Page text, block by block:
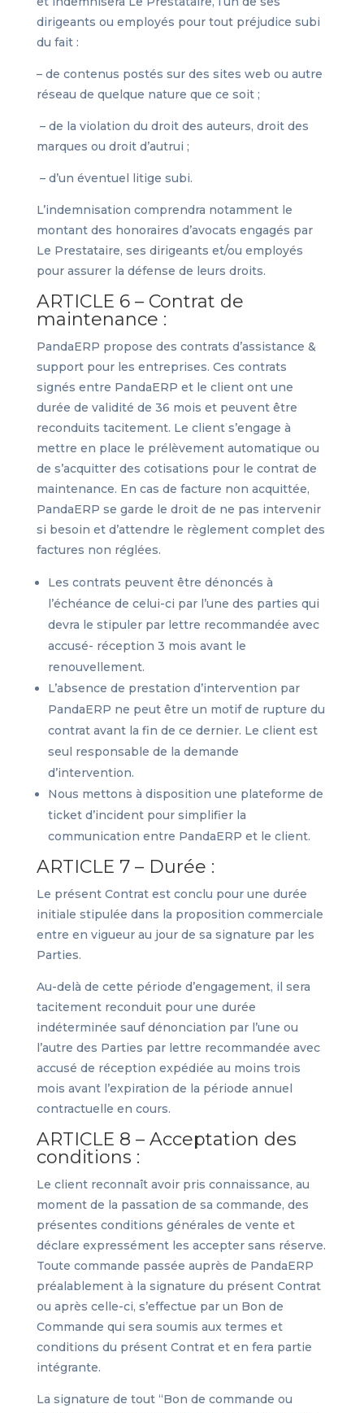
dirigeants ou employés pour tout préjudice subi
du fait :
– de contenus postés sur des sites web ou autre
réseau de quelque nature que ce soit ;
– de la violation du droit des auteurs, droit des
marques ou droit d’autrui ;
– d’un éventuel litige subi.
L’indemnisation comprendra notamment le
montant des honoraires d’avocats engagés par
Le Prestataire, ses dirigeants et/ou employés
pour assurer la défense de leurs droits.
ARTICLE 6 – Contrat de
maintenance :
PandaERP propose des contrats d’assistance &
support pour les entreprises. Ces contrats
signés entre PandaERP et le client ont une
durée de validité de 36 mois et peuvent être
reconduits tacitement. Le client s’engage à
mettre en place le prélèvement automatique ou
de s’acquitter des cotisations pour le contrat de
maintenance. En cas de facture non acquittée,
PandaERP se garde le droit de ne pas intervenir
si besoin et d’attendre le règlement complet des
factures non réglées.
Les contrats peuvent être dénoncés à
l’échéance de celui-ci par l’une des parties qui
devra le stipuler par lettre recommandée avec
accusé- réception 3 mois avant le
renouvellement.
L’absence de prestation d’intervention par
PandaERP ne peut être un motif de rupture du
contrat avant la fin de ce dernier. Le client est
seul responsable de la demande
d’intervention.
Nous mettons à disposition une plateforme de
ticket d’incident pour simplifier la
communication entre PandaERP et le client.
ARTICLE 7 – Durée :
Le présent Contrat est conclu pour une durée
initiale stipulée dans la proposition commerciale
entre en vigueur au jour de sa signature par les
Parties.
Au-delà de cette période d’engagement, il sera
tacitement reconduit pour une durée
indéterminée sauf dénonciation par l’une ou
l’autre des Parties par lettre recommandée avec
accusé de réception expédiée au moins trois
mois avant l’expiration de la période annuel
contractuelle en cours.
ARTICLE 8 – Acceptation des
conditions :
Le client reconnaît avoir pris connaissance, au
moment de la passation de sa commande, des
présentes conditions générales de vente et
déclare expressément les accepter sans réserve.
Toute commande passée auprès de PandaERP
préalablement à la signature du présent Contrat
ou après celle-ci, s’effectue par un Bon de
Commande qui sera soumis aux termes et
conditions du présent Contrat et en fera partie
intégrante.
La signature de tout “Bon de commande ou